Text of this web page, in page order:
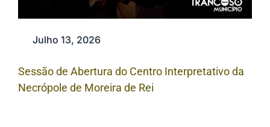
Julho 13, 2026
Sessão de Abertura do Centro Interpretativo da
Necrópole de Moreira de Rei